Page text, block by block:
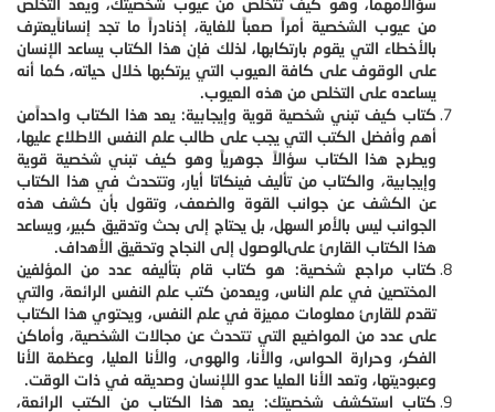
من عيوب الشخصية أمراً صعباً للغاية، إذنادراً ما تجد إنساناًيعترف
بالأخطاء التي يقوم بارتكابها، لذلك فإن هذا الكتاب يساعد الإنسان
على الوقوف على كافة العيوب التي يرتكبها خلال حياته، كما أنه
يساعده على التخلص من هذه العيوب.
كتاب كيف تبني شخصية قوية وإيجابية: يعد هذا الكتاب واحداًمن
أهم وأفضل الكتب التي يجب على طالب علم النفس الاطلاع عليها،
ويطرح هذا الكتاب سؤالاً جوهرياً وهو كيف تبني شخصية قوية
وإيجابية، والكتاب من تأليف فينكاتا أيار، وتتحدث في هذا الكتاب
عن الكشف عن جوانب القوة والضعف، وتقول بأن كشف هذه
الجوانب ليس بالأمر السهل، بل يحتاج إلى بحث وتدقيق كبير، ويساعد
هذا الكتاب القارئ علىالوصول إلى النجاح وتحقيق الأهداف.
كتاب مراجع شخصية: هو كتاب قام بتأليفه عدد من المؤلفين
المختصين في علم الناس، ويعدمن كتب علم النفس الرائعة، والتي
تقدم للقارئ معلومات مميزة في علم النفس، ويحتوي هذا الكتاب
على عدد من المواضيع التي تتحدث عن مجالات الشخصية، وأماكن
الفكر، وحرارة الحواس، والأنا، والهوى، والأنا العليا، وعظمة الأنا
وعبوديتها، وتعد الأنا العليا عدو اللإنسان وصديقه في ذات الوقت.
كتاب استكشف شخصيتك: يعد هذا الكتاب من الكتب الرائعة،